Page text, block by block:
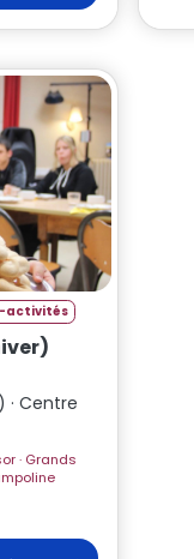
activités
Centre
Piscine · Veillées · Trampoline